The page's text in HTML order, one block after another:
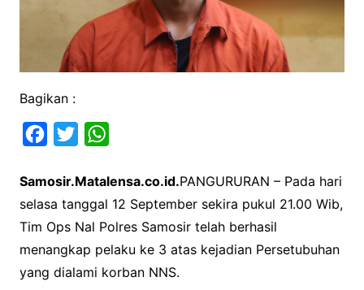
Bagikan :
c
e
b
o
o
i
t
t
e
r
a
t
s
A
p
Samosir.Matalensa.co.id.PANGURURAN – Pada hari
selasa tanggal 12 September sekira pukul 21.00 Wib,
Tim Ops Nal Polres Samosir telah berhasil
menangkap pelaku ke 3 atas kejadian Persetubuhan
yang dialami korban NNS.